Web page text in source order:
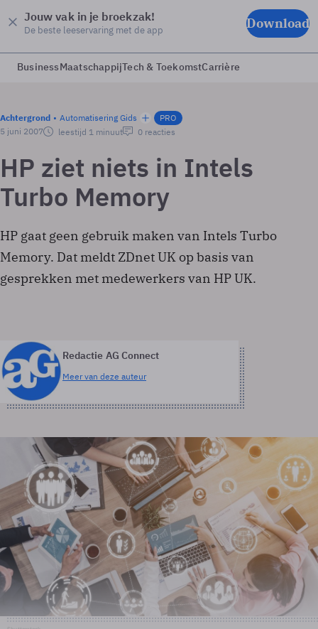
Jouw vak in je broekzak!
De beste leeservaring met de app Download
BusinessMaatschappijTech & ToekomstCarrière
Achtergrond Automatisering Gids
PRO
5 juni 2007
leestijd 1 minuut 0 reacties
HP ziet niets in Intels
Turbo Memory
HP gaat geen gebruik maken van Intels Turbo
Memory. Dat meldt ZDnet UK op basis van
gesprekken met medewerkers van HP UK.
Redactie AG Connect
Meer van deze auteur